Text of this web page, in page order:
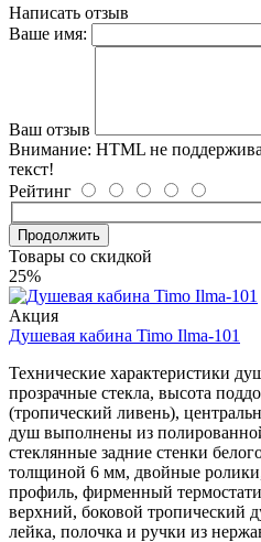
Написать отзыв
Ваше имя:
Ваш отзыв
Внимание: HTML не
текст!
Рейтинг
Продолжить
Товары со скидкой
25%
Акция
Душевая кабина Timo Ilma-101
Технические характеристики
прозрачные стекла, высота
(тропический ливень),
душ выполнены из
стеклянные задние стенки
толщиной 6 мм, двойные
профиль, фирменный
верхний, боковой тропический
лейка, полочка и ручки из